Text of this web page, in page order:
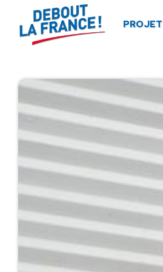
PROJET
Panneau de gestion des cookies